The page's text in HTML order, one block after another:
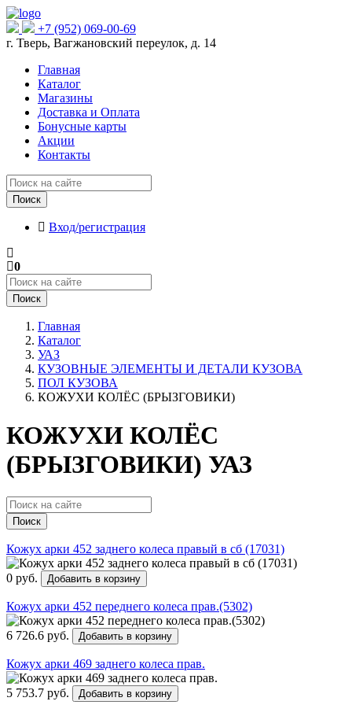
+7 (952) 069-00-69
г. Тверь, Вагжановский переулок, д. 14
Главная
Каталог
Магазины
Доставка и Оплата
Бонусные карты
Акции
Контакты
Поиск
Вход/регистрация
0
Поиск
Главная
Каталог
УАЗ
КУЗОВНЫЕ ЭЛЕМЕНТЫ И ДЕТАЛИ КУЗОВА
ПОЛ КУЗОВА
КОЖУХИ КОЛЁС (БРЫЗГОВИКИ)
КОЖУХИ КОЛЁС
(БРЫЗГОВИКИ) УАЗ
Поиск
Кожух арки 452 заднего колеса правый в сб (17031)
0 руб. Добавить в корзину
Кожух арки 452 переднего колеса прав.(5302)
6 726.6 руб. Добавить в корзину
Кожух арки 469 заднего колеса прав.
5 753.7 руб. Добавить в корзину